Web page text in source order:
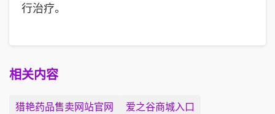
行治疗。
相关内容
猎艳药品售卖网站官网
爱之谷商城入口